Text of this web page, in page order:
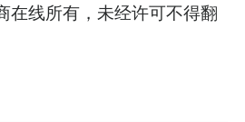
在线所有，未经许可不得翻